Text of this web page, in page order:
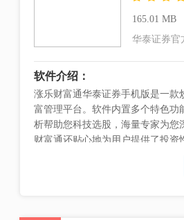
165.01 MB
华泰证券官
软件介绍：
涨乐财富通华泰证券手机版是一
富管理平台。软件内置多个特色功
析帮助您科技选股，海量专家为
财富通还贴心地为用户提供了投